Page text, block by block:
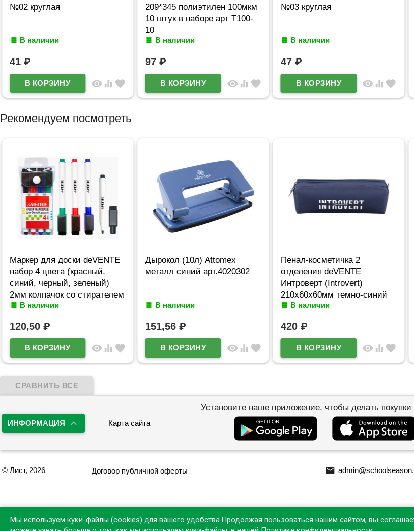
№02 круглая
В наличии
41 ₽
visibility equalizer favorite
209*345 полиэтилен 100мкм
10 штук в наборе арт Т100-
10
В наличии
97 ₽
visibility equalizer favorite
№03 круглая
В наличии
47 ₽
visibility equalizer favorite
Рекомендуем посмотреть
Маркер для доски deVENTE
набор 4 цвета (красный,
синий, черный, зеленый)
2мм колпачок со стирателем
и магнитом для крепления
В наличии
120,50 ₽
visibility equalizer favorite
Дырокол (10л) Attomex
металл синий арт.4020302
В наличии
151,56 ₽
visibility equalizer favorite
Пенал-косметичка 2
отделения deVENTE
Интроверт (Introvert)
210x60x60мм темно-синий
арт.7020669
В наличии
420 ₽
visibility equalizer favorite
ИНФОРМАЦИЯ Карта сайта
Установите наше приложение, чтобы делать покупки
© Лист, 2026 Договор публичной оферты email
Мы используем куки-файлы (cookies) для вашего удобства.Продолжая пользоваться нашим сайтом, вы